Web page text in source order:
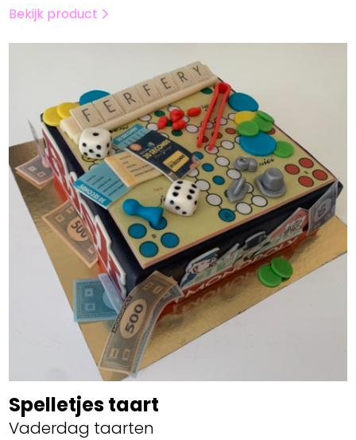
Bekijk product
Spelletjes taart
Vaderdag taarten